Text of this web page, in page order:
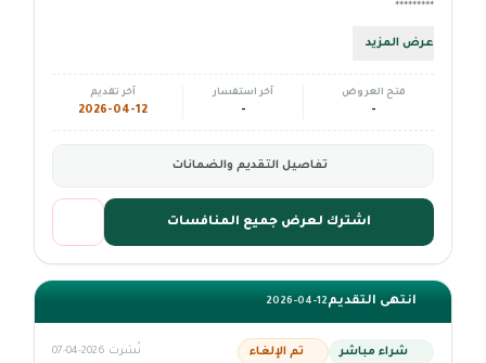
*********
عرض المزيد
فتح العروض
-
آخر استفسار
-
آخر تقديم
2026-04-12
تفاصيل التقديم والضمانات
اشترك لعرض جميع المنافسات
انتهى التقديم2026-04-12
شراء مباشر تم الإلغاء نُشرت 2026-04-07